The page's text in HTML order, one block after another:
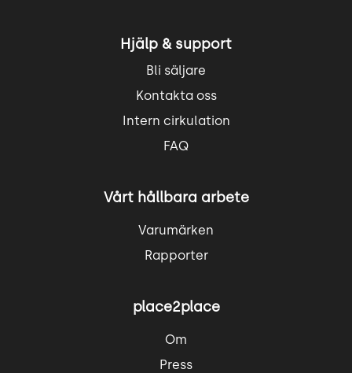
Hjälp & support
Bli säljare
Kontakta oss
Intern cirkulation
FAQ
Vårt hållbara arbete
Varumärken
Rapporter
place2place
Om
Press